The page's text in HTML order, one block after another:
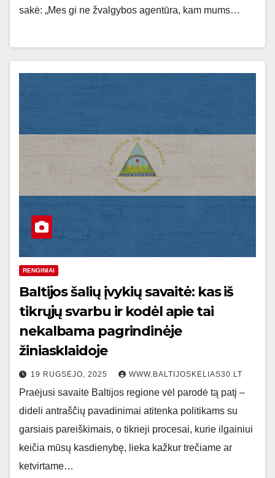
sakė: „Mes gi ne žvalgybos agentūra, kam mums…
RENGINIAI
Baltijos šalių įvykių savaitė: kas iš
tikrųjų svarbu ir kodėl apie tai
nekalbama pagrindinėje
žiniasklaidoje
19 RUGSĖJO, 2025 WWW.BALTIJOSKELIAS30.LT
Praėjusi savaitė Baltijos regione vėl parodė tą patį –
dideli antraščių pavadinimai atitenka politikams su
garsiais pareiškimais, o tikrieji procesai, kurie ilgainiui
keičia mūsų kasdienybę, lieka kažkur trečiame ar
ketvirtame…